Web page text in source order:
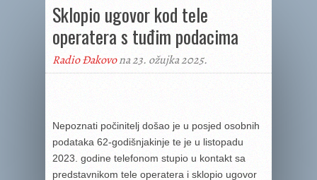
Sklopio ugovor kod tele
operatera s tuđim podacima
Radio Đakovona 23. ožujka 2025.
Nepoznati počinitelj došao je u posjed osobnih
podataka 62-godišnjakinje te je u listopadu
2023. godine telefonom stupio u kontakt sa
predstavnikom tele operatera i sklopio ugovor